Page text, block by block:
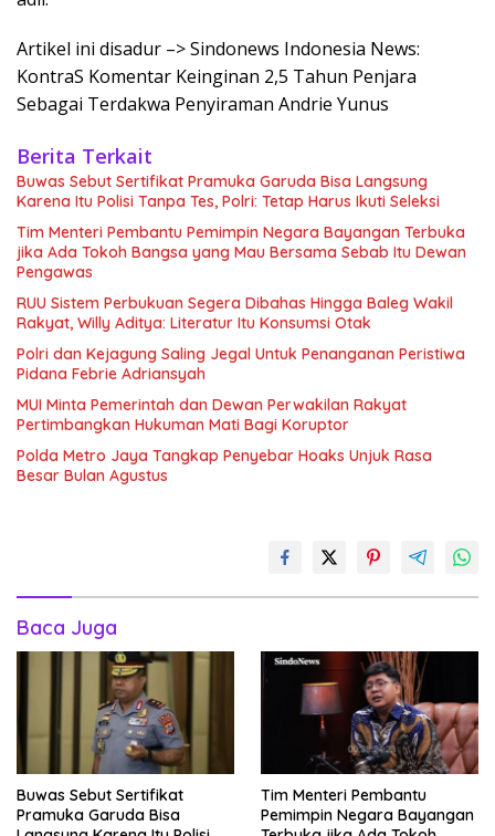
Artikel ini disadur –> Sindonews Indonesia News:
KontraS Komentar Keinginan 2,5 Tahun Penjara
Sebagai Terdakwa Penyiraman Andrie Yunus
Berita Terkait
Buwas Sebut Sertifikat Pramuka Garuda Bisa Langsung
Karena Itu Polisi Tanpa Tes, Polri: Tetap Harus Ikuti Seleksi
Tim Menteri Pembantu Pemimpin Negara Bayangan Terbuka
jika Ada Tokoh Bangsa yang Mau Bersama Sebab Itu Dewan
Pengawas
RUU Sistem Perbukuan Segera Dibahas Hingga Baleg Wakil
Rakyat, Willy Aditya: Literatur Itu Konsumsi Otak
Polri dan Kejagung Saling Jegal Untuk Penanganan Peristiwa
Pidana Febrie Adriansyah
MUI Minta Pemerintah dan Dewan Perwakilan Rakyat
Pertimbangkan Hukuman Mati Bagi Koruptor
Polda Metro Jaya Tangkap Penyebar Hoaks Unjuk Rasa
Besar Bulan Agustus
Baca Juga
Buwas Sebut Sertifikat
Pramuka Garuda Bisa
Tim Menteri Pembantu
Pemimpin Negara Bayangan